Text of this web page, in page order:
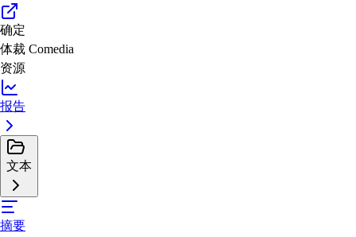
确定
体裁 Comedia
资源
报告
文本
摘要